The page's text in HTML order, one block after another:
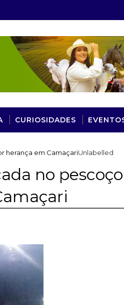
CURIOSIDADES
Unlabelled
herança em Camaçari
no pescoço